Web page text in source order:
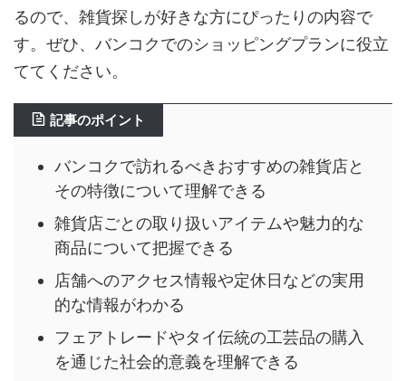
るので、雑貨探しが好きな方にぴったりの内容で
す。ぜひ、バンコクでのショッピングプランに役立
ててください。
記事のポイント
バンコクで訪れるべきおすすめの雑貨店と
その特徴について理解できる
雑貨店ごとの取り扱いアイテムや魅力的な
商品について把握できる
店舗へのアクセス情報や定休日などの実用
的な情報がわかる
フェアトレードやタイ伝統の工芸品の購入
を通じた社会的意義を理解できる